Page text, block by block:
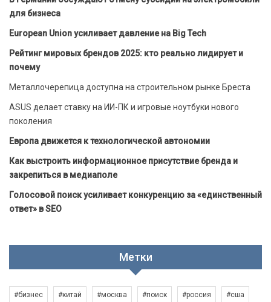
для бизнеса
European Union усиливает давление на Big Tech
Рейтинг мировых брендов 2025: кто реально лидирует и
почему
Металлочерепица доступна на строительном рынке Бреста
ASUS делает ставку на ИИ-ПК и игровые ноутбуки нового
поколения
Европа движется к технологической автономии
Как выстроить информационное присутствие бренда и
закрепиться в медиаполе
Голосовой поиск усиливает конкуренцию за «единственный
ответ» в SEO
Метки
#бизнес #китай #москва #поиск #россия #сша